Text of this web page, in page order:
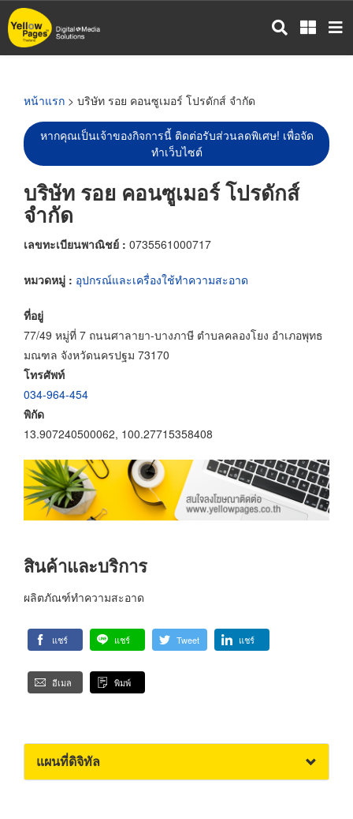
ข้าม
ไป
หน้าแรก > บริษัท รอย คอนซูเมอร์ โปรดักส์ จำกัด
หากคุณเป็นเจ้าของกิจการนี้ ติดต่อรับส่วนลดพิเศษ! เพื่อจัด
ทำเว็บไซต์
บริษัท รอย คอนซูเมอร์ โปรดักส์
จำกัด
เลขทะเบียนพาณิชย์ : 0735561000717
หมวดหมู่ : อุปกรณ์และเครื่องใช้ทำความสะอาด
ที่อยู่
77/49 หมู่ที่ 7 ถนนศาลายา-บางภาษี ตำบลคลองโยง อำเภอพุทธ
มณฑล จังหวัดนครปฐม 73170
โทรศัพท์
034-964-454
พิกัด
13.907240500062, 100.27715358408
สินค้าและบริการ
ผลิตภัณฑ์ทำความสะอาด
แชร์ แชร์ Tweet แชร์
อีเมล พิมพ์
แผนที่ดิจิทัล